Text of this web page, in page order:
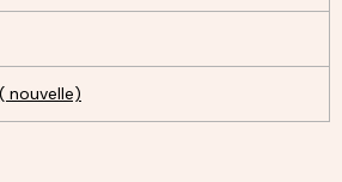
( nouvelle)